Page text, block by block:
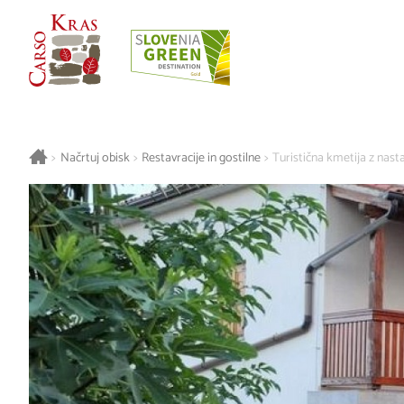
> Načrtuj obisk > Restavracije in gostilne > Turistična kmetija z